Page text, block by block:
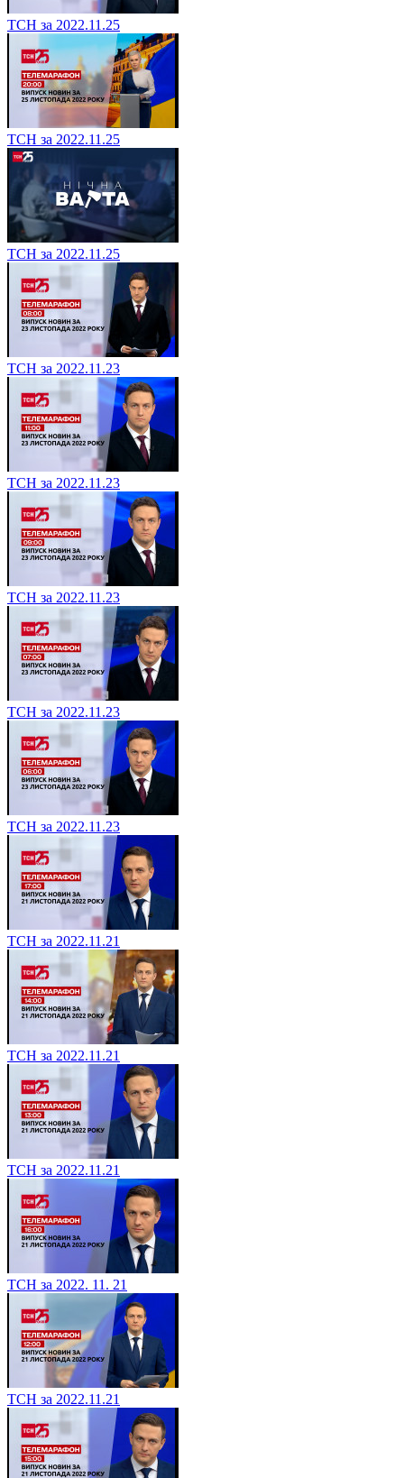
ТСН за 2022.11.25
ТСН за 2022.11.25
ТСН за 2022.11.25
ТСН за 2022.11.23
ТСН за 2022.11.23
ТСН за 2022.11.23
ТСН за 2022.11.23
ТСН за 2022.11.23
ТСН за 2022.11.21
ТСН за 2022.11.21
ТСН за 2022.11.21
ТСН за 2022. 11. 21
ТСН за 2022.11.21